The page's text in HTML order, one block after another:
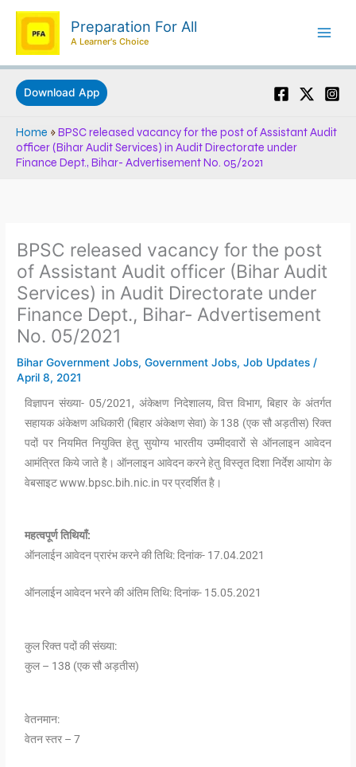
Skip
content
Preparation For All
A Learner's Choice
Download App
Home »BPSC released vacancy for the post of Assistant Audit
officer (Bihar Audit Services) in Audit Directorate under
Finance Dept., Bihar- Advertisement No. 05/2021
BPSC released vacancy for the post
of Assistant Audit officer (Bihar Audit
Services) in Audit Directorate under
Finance Dept., Bihar- Advertisement
No. 05/2021
Bihar Government Jobs,Government Jobs,Job Updates /
April 8, 2021
विज्ञापन संख्या- 05/2021, अंकेक्षण निदेशालय, वित्त विभाग, बिहार के अंतर्गत
सहायक अंकेक्षण अधिकारी (बिहार अंकेक्षण सेवा) के 138 (एक सौ अड़तीस) रिक्त
पदों पर नियमित नियुक्ति हेतु सुयोग्य भारतीय उम्मीदवारों से ऑनलाइन आवेदन
आमंत्रित किये जाते है। ऑनलाइन आवेदन करने हेतु विस्तृत दिशा निर्देश आयोग के
वेबसाइट www.bpsc.bih.nic.in पर प्रदर्शित है।
महत्वपूर्ण तिथियाँ:
ऑनलाईन आवेदन प्रारंभ करने की तिथि: दिनांक- 17.04.2021
ऑनलाईन आवेदन भरने की अंतिम तिथि: दिनांक- 15.05.2021
कुल रिक्त पदों की संख्या:
कुल – 138 (एक सौ अड़तीस)
वेतनमान:
वेतन स्तर – 7